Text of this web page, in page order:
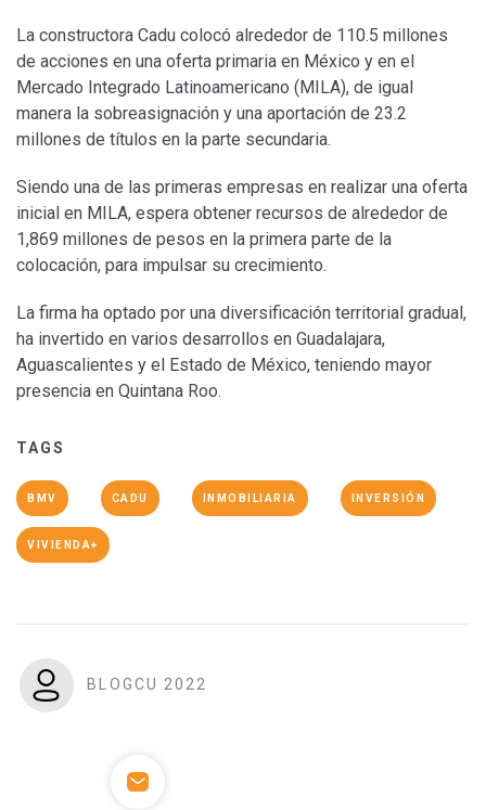
La constructora Cadu colocó alrededor de 110.5 millones
de acciones en una oferta primaria en México y en el
Mercado Integrado Latinoamericano (MILA), de igual
manera la sobreasignación y una aportación de 23.2
millones de títulos en la parte secundaria.
Siendo una de las primeras empresas en realizar una oferta
inicial en MILA, espera obtener recursos de alrededor de
1,869 millones de pesos en la primera parte de la
colocación, para impulsar su crecimiento.
La firma ha optado por una diversificación territorial gradual,
ha invertido en varios desarrollos en Guadalajara,
Aguascalientes y el Estado de México, teniendo mayor
presencia en Quintana Roo.
TAGS
BMV CADU INMOBILIARIA INVERSIÓN
VIVIENDA+
BLOGCU 2022